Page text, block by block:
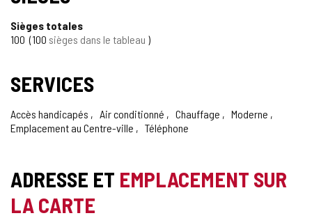
Sièges totales
100
100 sièges dans le tableau
SERVICES
Accès handicapés Air conditionné Chauffage
Moderne
Emplacement au Centre-ville
Téléphone
ADRESSE ET EMPLACEMENT SUR
LA CARTE